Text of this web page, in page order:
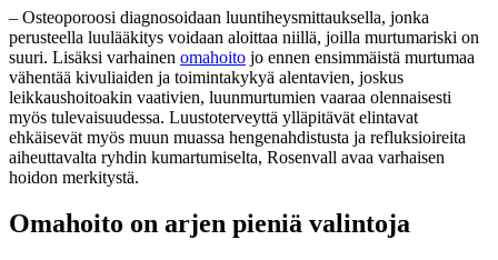
– Osteoporoosi diagnosoidaan luuntiheysmittauksella, jonka
perusteella luulääkitys voidaan aloittaa niillä, joilla murtumariski on
suuri. Lisäksi varhainen omahoito jo ennen ensimmäistä murtumaa
vähentää kivuliaiden ja toimintakykyä alentavien, joskus
leikkaushoitoakin vaativien, luunmurtumien vaaraa olennaisesti
myös tulevaisuudessa. Luustoterveyttä ylläpitävät elintavat
ehkäisevät myös muun muassa hengenahdistusta ja refluksioireita
aiheuttavalta ryhdin kumartumiselta, Rosenvall avaa varhaisen
hoidon merkitystä.
Omahoito on arjen pieniä valintoja